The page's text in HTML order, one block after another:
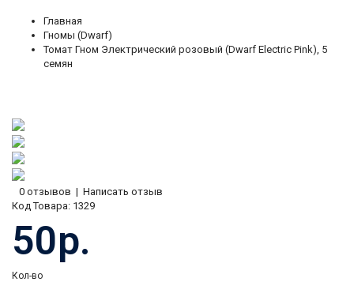
Главная
Гномы (Dwarf)
Томат Гном Электрический розовый (Dwarf Electric Pink), 5
семян
0 отзывов | Написать отзыв
Код Товара: 1329
50р.
Кол-во